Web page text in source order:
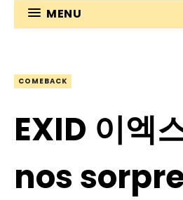
MENU
COMEBACK
EXID 이엑
nos